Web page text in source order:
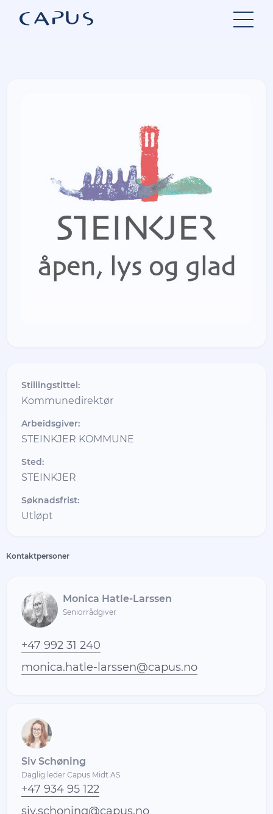
innhold
Stillingstittel:
Kommunedirektør
Arbeidsgiver:
STEINKJER KOMMUNE
Sted:
STEINKJER
Søknadsfrist:
Utløpt
Kontaktpersoner
Monica Hatle-Larssen
Seniorrådgiver
+47 992 31 240
monica.hatle-larssen@capus.no
Siv Schøning
Daglig leder Capus Midt AS
+47 934 95 122
siv.schoning@capus.no